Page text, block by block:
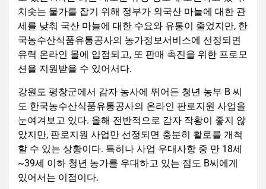
치솟는 물가를 잡기 위해 정부가 외국산 마늘에 대한 관
세를 낮춰 국산 마늘에 대한 수요와 유통이 줄었지만, 한
국농수산식품유통공사의 농가정보서비스에 선정되면
유력 온라인 몰에 입점되고, 또 판매 촉진을 위한 프로모
션을 지원받을 수 있어서다.
강원도 평창군에서 감자 농사에 뛰어든 청년 농부 B 씨
도 한국농수산식품유통공사의 온라인 판로지원 사업을
눈여겨보고 있다. 올해 전반적으로 감자 작황이 좋지 않
았지만, 판로지원 사업만 선정되면 충분히 활로를 개척
할 수 있는 상황이다. 특히나 사업 우대사항 중 만 18세
~39세 이하 청년 농가를 우대하고 있는 점도 B씨에게
있어서는 이점이다.